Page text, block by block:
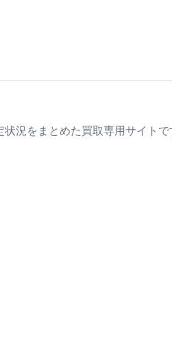
況をまとめた買取専用サイトで